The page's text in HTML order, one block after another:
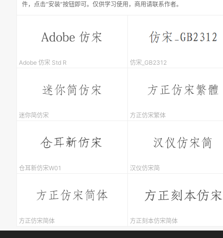
件，点击“安装”按钮即可。仅供学习使用，商用请联系作者。
Adobe 仿宋 Std R 仿宋_GB2312
迷你简仿宋 方正仿宋繁体
仓耳新仿宋W01 汉仪仿宋简
方正仿宋简体 方正刻本仿宋简体